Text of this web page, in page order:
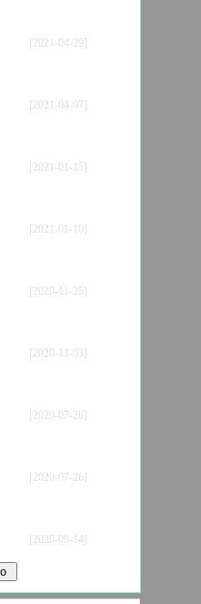
[2021-04-29]
[2021-04-07]
[2021-01-15]
[2021-01-10]
[2020-11-25]
[2020-11-03]
[2020-07-26]
[2020-07-26]
[2020-06-14]